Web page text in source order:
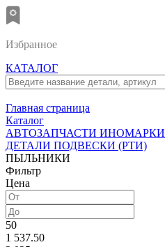
Избранное
КАТАЛОГ
Главная страница
Каталог
АВТОЗАПЧАСТИ ИНОМАРКИ
ДЕТАЛИ ПОДВЕСКИ (РТИ)
ПЫЛЬНИКИ
Фильтр
Цена
50
1 537.50